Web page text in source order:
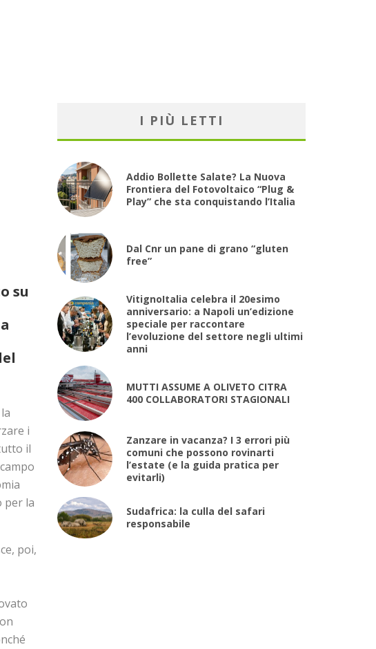
su
i
il
per la
poi,
I PIÙ LETTI
Addio Bollette Salate? La Nuova
Frontiera del Fotovoltaico “Plug &
Play” che sta conquistando l’Italia
Dal Cnr un pane di grano “gluten
free”
VitignoItalia celebra il 20esimo
anniversario: a Napoli un’edizione
speciale per raccontare
l’evoluzione del settore negli ultimi
anni
MUTTI ASSUME A OLIVETO CITRA
400 COLLABORATORI STAGIONALI
Zanzare in vacanza? I 3 errori più
comuni che possono rovinarti
l’estate (e la guida pratica per
evitarli)
Sudafrica: la culla del safari
responsabile